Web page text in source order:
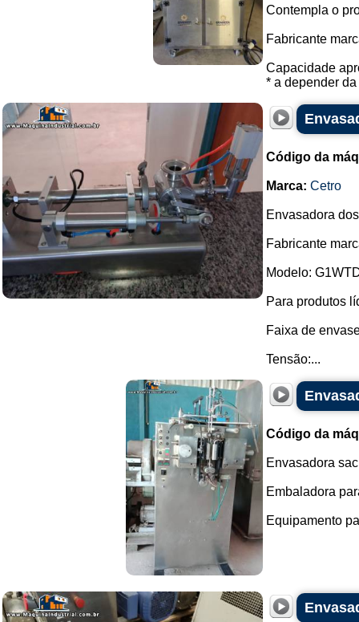
Contempla o
Fabricante
Capacidade
* a depender
Código da
Marca: Cetro
Envasadora
Fabricante
Modelo:
Para produtos
Faixa de
Tensão:...
Código da
Envasadora
Embaladora
Equipamento